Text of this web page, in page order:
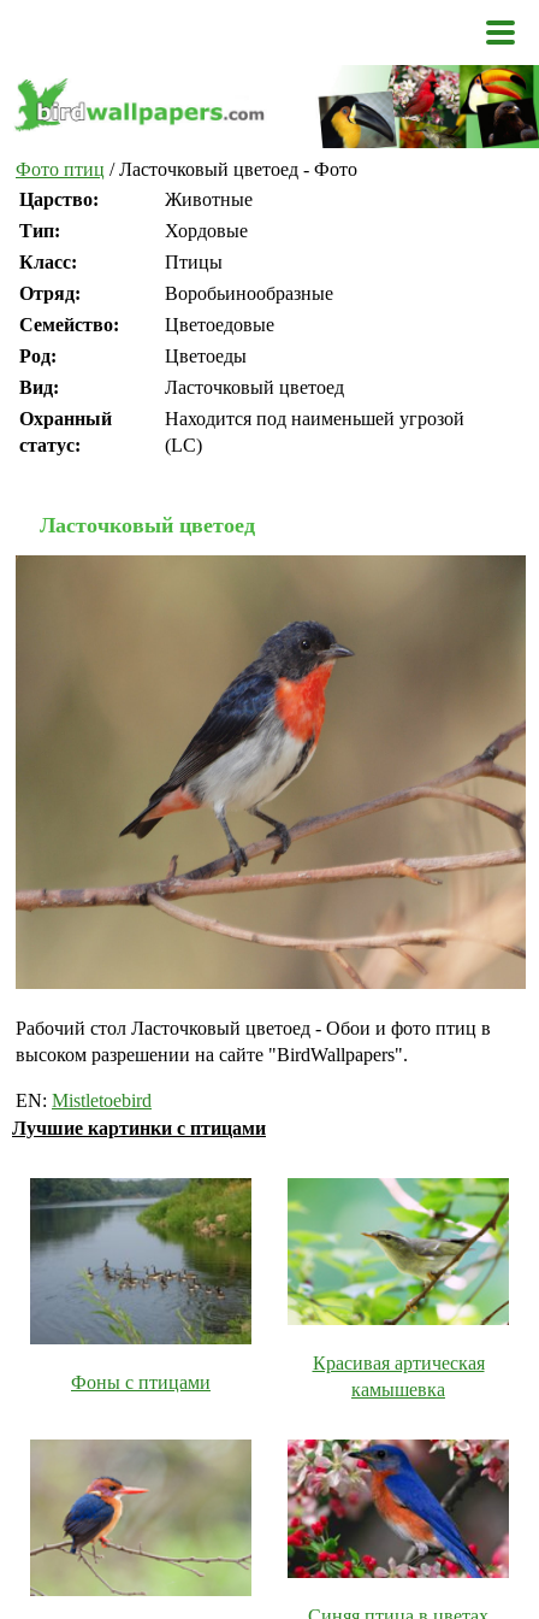
Фото птиц / Ласточковый цветоед - Фото
Царство:
Животные
Тип:
Хордовые
Класс:
Птицы
Отряд:
Воробьинообразные
Семейство:
Цветоедовые
Род:
Цветоеды
Вид:
Ласточковый цветоед
Охранный
статус:
Находится под наименьшей угрозой
(LC)
Ласточковый цветоед
Рабочий стол Ласточковый цветоед - Обои и фото птиц в
высоком разрешении на сайте "BirdWallpapers".
EN: Mistletoebird
Лучшие картинки с птицами
Фоны с птицами
Красивая артическая
камышевка